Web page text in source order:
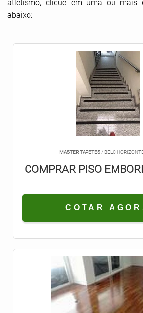
atletismo, clique em uma ou mais
abaixo:
MASTER TAPETES/ BELO
COMPRAR PISO
COTAR